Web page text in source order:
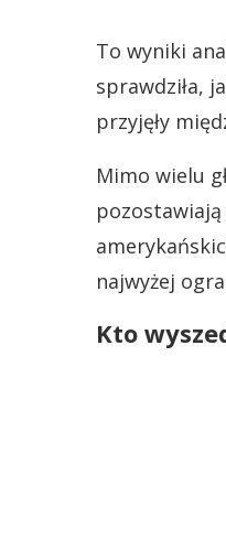
To wyniki
sprawdziła,
przyjęły
Mimo wielu
pozostawiają
najwyżej
Kto